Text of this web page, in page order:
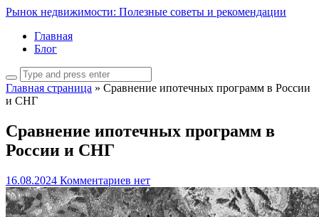
Рынок недвижимости: Полезные советы и рекомендации
Главная
Блог
Главная страница » Сравнение ипотечных программ в России
и СНГ
Сравнение ипотечных программ в
России и СНГ
16.08.2024 Комментариев нет